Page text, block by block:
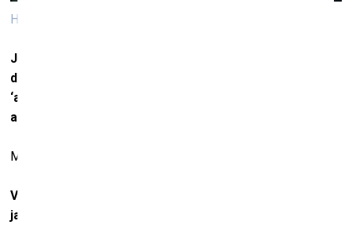
Haiti. Foto: Veids Deiviss
Jūs minējāt frāzi “no viena ģenētiskā auduma”. Tikmēr
daudzi Rietumu pasaulē joprojām lieto terminus
‘attīstības valstis’, ‘trešās pasaules valstis’, ‘mazāk
attīstītas valstis’.
Mēs pat lietojam vārdu ‘primitīvās tautas’. Tas ir absurds.
Vai redzat, ka Rietumu pasaules domāšana šajā
jautājumā mainās?